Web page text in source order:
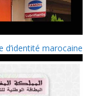
marocaine